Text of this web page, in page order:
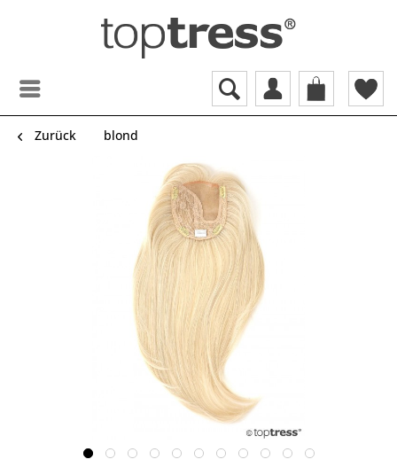
Zurück blond